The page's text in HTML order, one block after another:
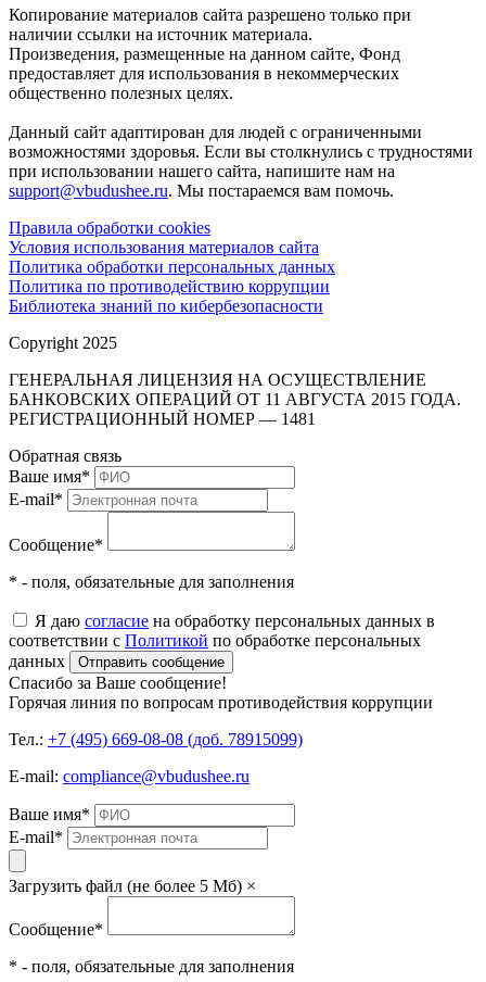
Копирование материалов сайта разрешено только при
наличии ссылки на источник материала.
Произведения, размещенные на данном сайте, Фонд
предоставляет для использования в некоммерческих
общественно полезных целях.
Данный сайт адаптирован для людей с ограниченными
возможностями здоровья. Если вы столкнулись с трудностями
при использовании нашего сайта, напишите нам на
support@vbudushee.ru. Мы постараемся вам помочь.
Правила обработки cookies
Условия использования материалов сайта
Политика обработки персональных данных
Политика по противодействию коррупции
Библиотека знаний по кибербезопасности
Copyright 2025
ГЕНЕРАЛЬНАЯ ЛИЦЕНЗИЯ НА ОСУЩЕСТВЛЕНИЕ
БАНКОВСКИХ ОПЕРАЦИЙ ОТ 11 АВГУСТА 2015 ГОДА.
РЕГИСТРАЦИОННЫЙ НОМЕР — 1481
Обратная связь
Ваше имя*
E-mail*
Сообщение*
* - поля, обязательные для заполнения
Я даю согласие на обработку персональных данных в
соответствии с Политикой по обработке персональных
данных
Отправить сообщение
Спасибо за Ваше сообщение!
Горячая линия по вопросам противодействия коррупции
Тел.: +7 (495) 669-08-08 (доб. 78915099)
E-mail: compliance@vbudushee.ru
Ваше имя*
E-mail*
Загрузить файл (не более 5 Мб) ×
Сообщение*
* - поля, обязательные для заполнения